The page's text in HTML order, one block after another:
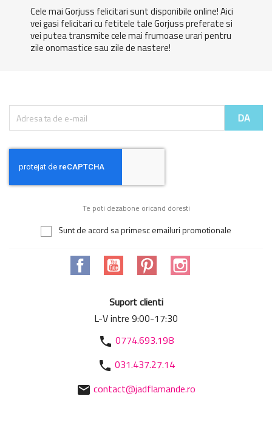
Cele mai Gorjuss felicitari sunt disponibile online! Aici
vei gasi felicitari cu fetitele tale Gorjuss preferate si
vei putea transmite cele mai frumoase urari pentru
zile onomastice sau zile de nastere!
Te poti dezabone oricand doresti
Sunt de acord sa primesc emailuri promotionale
Facebook YouTube Pinterest
Suport clienti
L-V intre 9:00-17:30
phone 0774.693.198
phone 031.437.27.14
mail contact@jadflamande.ro